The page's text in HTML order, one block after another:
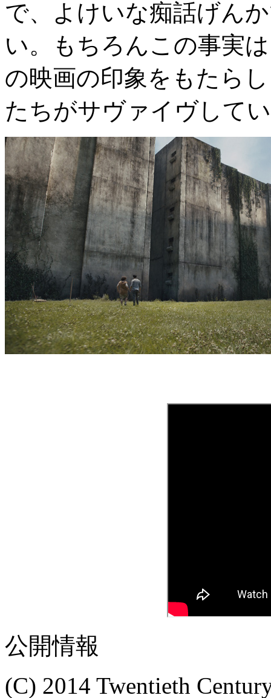
で、よけいな痴話げん
い。もちろんこの事実
の映画の印象をもたら
たちがサヴァイヴして
公開情報
(C) 2014 Twentieth